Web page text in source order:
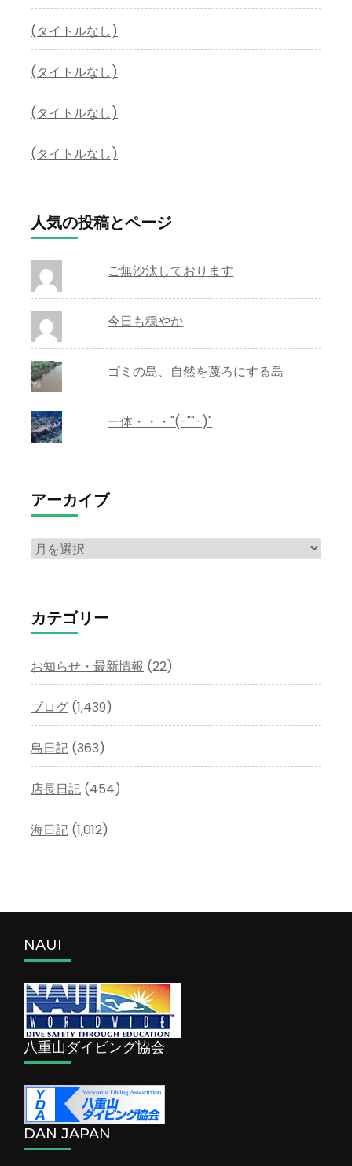
(タイトルなし)
(タイトルなし)
(タイトルなし)
(タイトルなし)
人気の投稿とページ
ご無沙汰しております
今日も穏やか
ゴミの島、自然を蔑ろにする島
一体・・・"(-""-)"
アーカイブ
ア
イ
ブ
カテゴリー
お知らせ・最新情報 (22)
ブログ (1,439)
島日記 (363)
店長日記 (454)
海日記 (1,012)
NAUI
八重山ダイビング協会
DAN JAPAN